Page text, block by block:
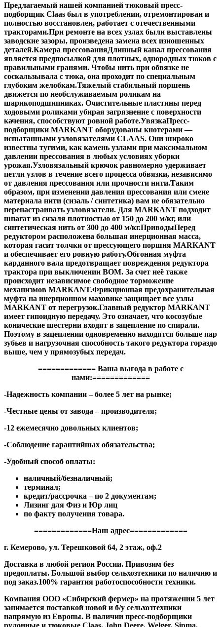
Предлагаемый нашей компанией тюковый пресс-
подборщик Claas был в употреблении, отремонтирован и
полностью восстановлен, работает с отечественными
тракторами.При ремонте на всех узлах были выставлены
заводские зазоры, произведена замена всех изношенных
деталей.Камера прессованияДлинный канал прессования
является предпосылкой для плотных, однородных тюков с
правильными гранями. Чтобы нить при обвязке не
соскальзывала с тюка, она проходит по специальным
глубоким желобкам.Тяжелый стабильный поршень
движется по необслуживаемым роликам на
шарикоподшипниках. Очистительные пластины перед
ходовыми роликами убирая загрязнение с поверхности
качения, способствуют ровной работе.УвязкаПресс-
подборщики MARKANT оборудованы кнотерами —
испытанными узловязателями CLAAS. Они широко
известны тугими, как камень узлами при максимальном
давлении прессования в любых условиях уборки
урожая.Узловязальный крючок равномерно удерживает
петли узлов в течение всего процесса обвязки, независимо
от давления прессования или прочности нити.Таким
образом, при изменении давления прессования или смене
материала нити (сизаль / синтетика) вам не обязательно
перенастраивать узловязатели. Для MARKANT подходит
шпагат из сизаля плотностью от 150 до 200 м/кг, или
синтетическая нить от 300 до 400 м/кг.ПриводыПеред
редуктором расположена большая инерционная масса,
которая гасит толчки от прессующего поршня MARKANT
и обеспечивает его ровную работу.Обгонная муфта
карданного вала предотвращает повреждения редуктора
трактора при выключении ВОМ. За счет неё также
происходит независимое свободное торможение
механизмов MARKANT.Фрикционная предохранительная
муфта на инерционном маховике защищает все узлы
MARKANT от перегрузок.Главный редуктор MARKANT
имеет гипоидную передачу. Это означает, что косозубые
конические шестерни входят в зацепление по спирали.
Поэтому в зацеплении одновременно находятся больше пар
зубьев и нагрузочная способность такого редуктора гораздо
выше, чем у прямозубых передач.
============= Ваша выгода в работе с
нами:=============
-Надежность компании – более 5 лет на рынке;
-Честные цены от завода – производителя;
-12 ежемесячно довольных клиентов;
-Соблюдение гарантийных обязательства;
-Удобный способ оплаты:
наличный/безналичный;
терминал;
кредит/рассрочка – по 2 документам;
Лизинг для Физ и Юр лиц
по факту получения товара.
=============Наш адрес=============
г. Кемерово, ул. Терешковой 64, 2 этаж, оф.2
Доставка в любой регион России. Привозим без
предоплаты. Большой выбор сельхозтехники по наличию и
под заказ.100% гарантия работоспособности техники.
Компания ООО «Сибирский фермер» на протяжении 5 лет
занимается поставкой новой и б/у сельхозтехники
напрямую из Европы. В наличии пресс-подборщики
рулонные и тюковые Claas, John Deere, Welger, Sipma,